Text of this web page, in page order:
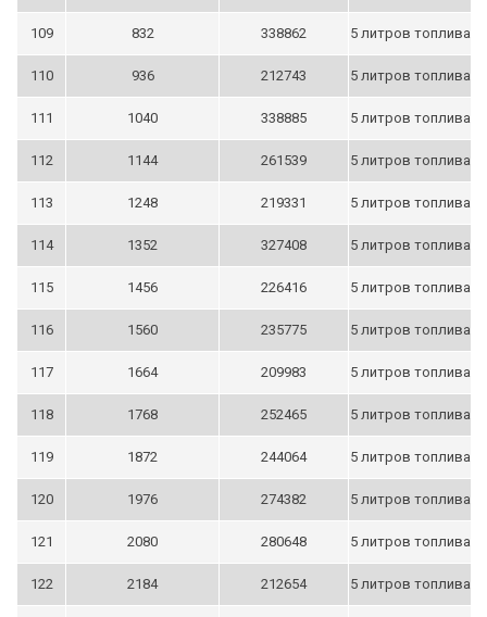
109 832 338862 5 литров топлива
110 936 212743 5 литров топлива
111 1040 338885 5 литров топлива
112 1144 261539 5 литров топлива
113 1248 219331 5 литров топлива
114 1352 327408 5 литров топлива
115 1456 226416 5 литров топлива
116 1560 235775 5 литров топлива
117 1664 209983 5 литров топлива
118 1768 252465 5 литров топлива
119 1872 244064 5 литров топлива
120 1976 274382 5 литров топлива
121 2080 280648 5 литров топлива
122 2184 212654 5 литров топлива